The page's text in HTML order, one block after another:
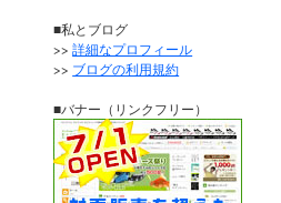
■私とブログ
>>詳細なプロフィール
>> ブログの利用規約
■バナー（リンクフリー）